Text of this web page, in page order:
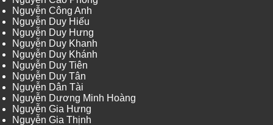
Nguyễn Công Anh
Nguyễn Duy Hiếu
Nguyễn Duy Hưng
Nguyễn Duy Khanh
Nguyễn Duy Khánh
Nguyễn Duy Tiên
Nguyễn Duy Tân
Nguyễn Dân Tài
Nguyễn Dương Minh Hoàng
Nguyễn Gia Hưng
Nguyễn Gia Thịnh